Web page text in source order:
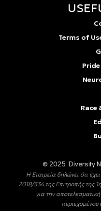
Terms of
Pride
Race
© 2025 Diversity
Η Εταιρεία δηλώνει ότι
2018/334 της Επιτροπής της
για την
περιεχομένου